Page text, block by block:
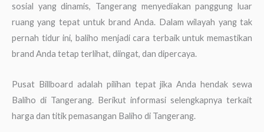
sosial yang dinamis, Tangerang menyediakan panggung luar
ruang yang tepat untuk brand Anda. Dalam wilayah yang tak
pernah tidur ini, baliho menjadi cara terbaik untuk memastikan
brand Anda tetap terlihat, diingat, dan dipercaya.
Pusat Billboard adalah pilihan tepat jika Anda hendak sewa
Baliho di Tangerang. Berikut informasi selengkapnya terkait
harga dan titik pemasangan Baliho di Tangerang.